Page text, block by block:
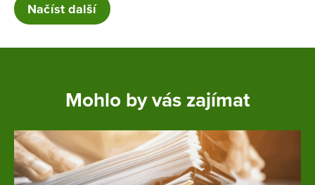
Načíst další
Mohlo by vás zajímat